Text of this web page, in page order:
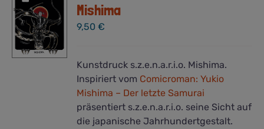
Mishima
9,50€
Kunstdruck s.z.e.n.a.r.i.o. Mishima.
Inspiriert vom Comicroman: Yukio
Mishima – Der letzte Samurai
präsentiert s.z.e.n.a.r.i.o. seine Sicht auf
die japanische Jahrhundertgestalt.